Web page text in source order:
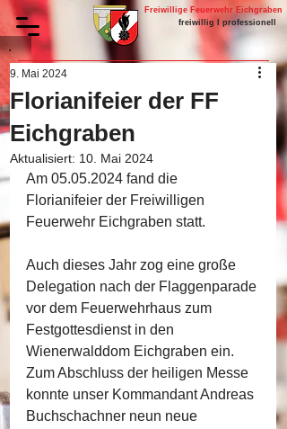
Freiwillige Feuerwehr Eichgraben
freiwillig I professionell
Florianifeier der FF
Eichgraben
9. Mai 2024
Aktualisiert: 10. Mai 2024
Am 05.05.2024 fand die
Florianifeier der Freiwilligen
Feuerwehr Eichgraben statt.
Auch dieses Jahr zog eine große
Delegation nach der Flaggenparade
vor dem Feuerwehrhaus zum
Festgottesdienst in den
Wienerwalddom Eichgraben ein.
Zum Abschluss der heiligen Messe
konnte unser Kommandant Andreas
Buchschachner neun neue